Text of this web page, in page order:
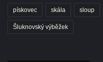
pískovec skála sloup
Šluknovský výběžek